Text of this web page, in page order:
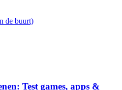
de buurt)
Test games, apps &